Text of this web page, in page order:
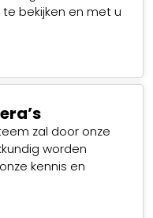
bekijken en met u
zal door onze
worden
kennis en